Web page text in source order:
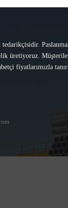
üretiyoruz.
fiyatlarımızla tanır.